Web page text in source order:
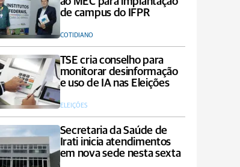
de campus do IFPR
COTIDIANO
TSE cria conselho para
monitorar desinformação
e uso de IA nas Eleições
ELEIÇÕES
Secretaria da Saúde de
Irati inicia atendimentos
em nova sede nesta sexta